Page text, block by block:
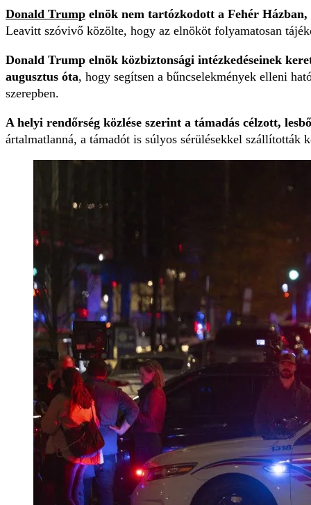
Donald Trump elnök nem tartózkodott a Fehér
Leavitt szóvivő közölte, hogy az elnököt folyamatosan
Donald Trump elnök közbiztonsági intézkedéseinek
augusztus óta, hogy segítsen a bűncselekmények elleni
szerepben.
A helyi rendőrség közlése szerint a támadás célzott,
ártalmatlanná, a támadót is súlyos sérülésekkel szállították